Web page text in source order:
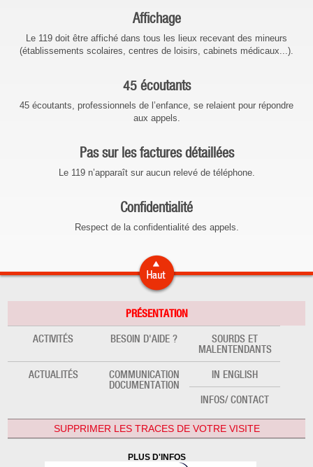
Affichage
Le 119 doit être affiché dans tous les lieux recevant des mineurs
(établissements scolaires, centres de loisirs, cabinets médicaux...).
45 écoutants
45 écoutants, professionnels de l’enfance, se relaient pour répondre
aux appels.
Pas sur les factures détaillées
Le 119 n’apparaît sur aucun relevé de téléphone.
Confidentialité
Respect de la confidentialité des appels.
PRÉSENTATION
ACTIVITÉS
BESOIN D'AIDE ? SOURDS ET
MALENTENDANTS
ACTUALITÉS
COMMUNICATION
DOCUMENTATION
IN ENGLISH
INFOS/ CONTACT
SUPPRIMER LES TRACES DE VOTRE VISITE
PLUS D'INFOS